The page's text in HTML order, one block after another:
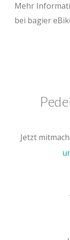
Mehr
bei bagier
Jetzt